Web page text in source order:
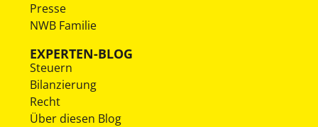
Presse
NWB Familie
EXPERTEN-BLOG
Steuern
Bilanzierung
Recht
Über diesen Blog